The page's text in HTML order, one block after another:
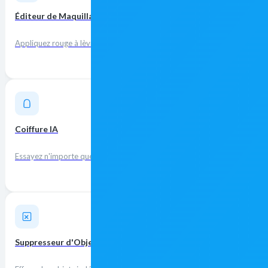
Éditeur de Maquillage IA
Appliquez rouge à lèvres, fard à paupières et blush virtuels
Coiffure IA
Essayez n'importe quelle coiffure et couleur — du subtil à l'audacieux.
Suppresseur d'Objets